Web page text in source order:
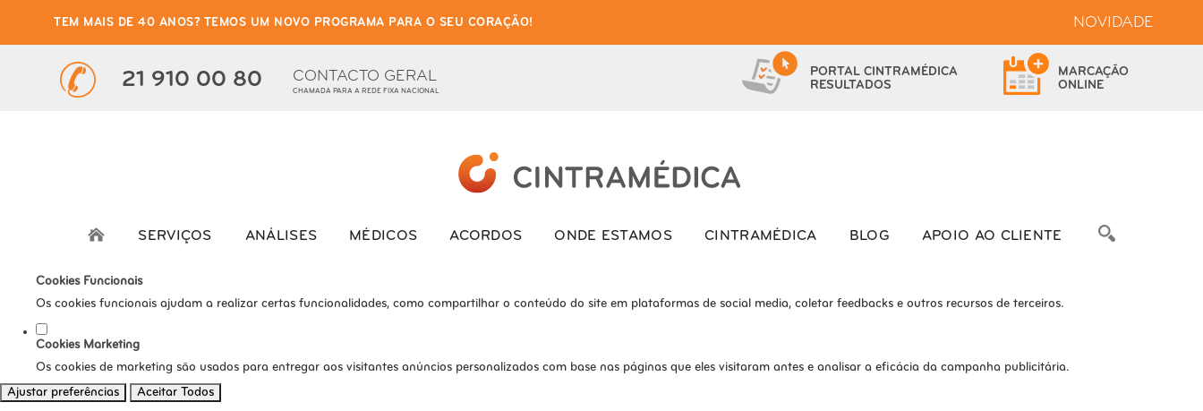
Defina as suas preferências de cookies para este website.
Este website utiliza cookies estritamente necessários, analíticos e funcionais, para lhe oferecer uma boa experiência de navegação e acesso a todas as funcionalidades.
Consulte a nossa
Os cookies necessários são cruciais para as funções básicas do site e o site não funcionará da maneira pretendida sem eles
Os cookies analíticos são usados para entender como os visitantes interagem com o site. Esses cookies ajudam a fornecer informações sobre as métricas do número de visitantes, taxa de rejeição, origem do
tráfego, etc.
Cookies Funcionais
Os cookies funcionais ajudam a realizar certas funcionalidades, como compartilhar o conteúdo do site em plataformas de social media, coletar feedbacks e outros recursos de terceiros.
Cookies Marketing
Os cookies de marketing são usados para entregar aos visitantes anúncios personalizados com base nas páginas que eles visitaram antes e analisar a eficácia da campanha publicitária.
Ajustar preferências
Aceitar Todos
TEM MAIS DE 40 ANOS? TEMOS UM NOVO PROGRAMA PARA O SEU CORAÇÃO! NOVIDADE
21 910 00 80 CONTACTO GERAL
CHAMADA PARA A REDE FIXA NACIONAL
PORTAL CINTRAMÉDICA
RESULTADOS
MARCAÇÃO
ONLINE
SERVIÇOS ANÁLISES MÉDICOS ACORDOS ONDE ESTAMOS CINTRAMÉDICA BLOG APOIO AO CLIENTE